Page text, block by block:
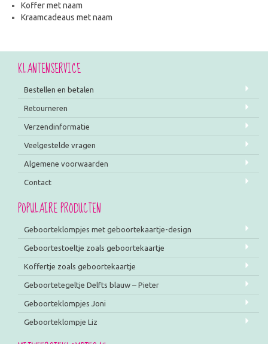
Koffer met naam
Kraamcadeaus met naam
KLANTENSERVICE
Bestellen en betalen
Retourneren
Verzendinformatie
Veelgestelde vragen
Algemene voorwaarden
Contact
POPULAIRE PRODUCTEN
Geboorteklompjes met geboortekaartje-design
Geboortestoeltje zoals geboortekaartje
Koffertje zoals geboortekaartje
Geboortetegeltje Delfts blauw – Pieter
Geboorteklompjes Joni
Geboorteklompje Liz